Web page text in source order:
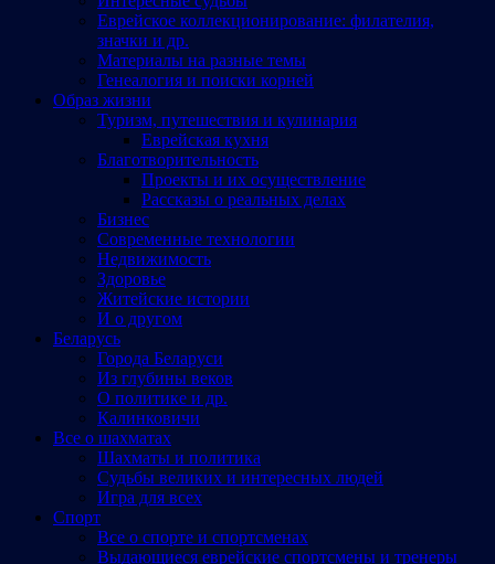
Еврейское коллекционирование: филателия,
значки и др.
Материалы на разные темы
Генеалогия и поиски корней
Образ жизни
Туризм, путешествия и кулинария
Еврейская кухня
Благотворительность
Проекты и их осуществление
Рассказы о реальных делах
Бизнес
Современные технологии
Недвижимость
Здоровье
Житейские истории
И о другом
Беларусь
Города Беларуси
Из глубины веков
О политике и др.
Калинковичи
Все о шахматах
Шахматы и политика
Судьбы великих и интересных людей
Игра для всех
Спорт
Все о спорте и спортсменах
Выдающиеся еврейские спортсмены и тренеры